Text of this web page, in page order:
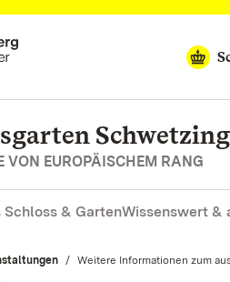
EUROPÄISCHEM RANG
Schloss & GartenWissenswert &
Aktuell:
Weitere Informationen zum